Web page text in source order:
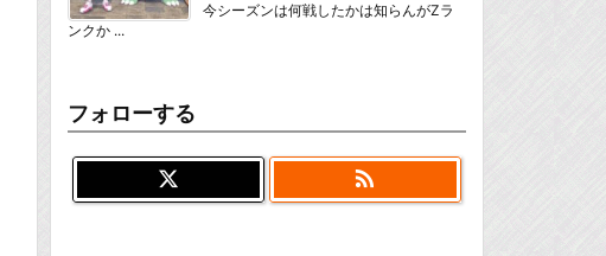
今シーズンは何戦したかは知らんがZラ
ンクか ...
フォローする
